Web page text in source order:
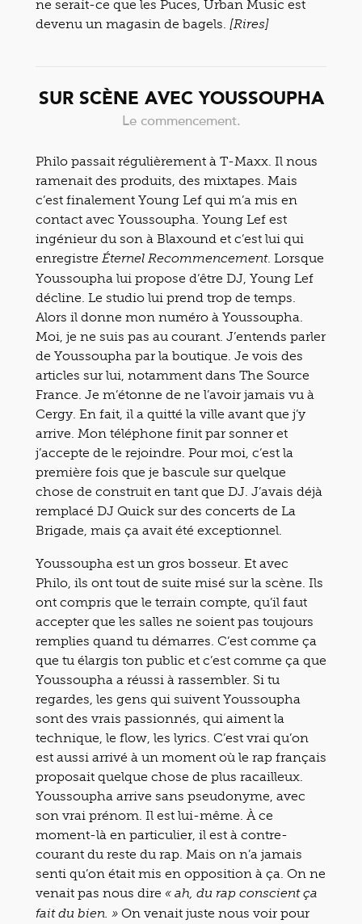
ne serait-ce que les Puces, Urban Music est
devenu un magasin de bagels. [Rires]
SUR SCÈNE AVEC YOUSSOUPHA
Le commencement.
Philo passait régulièrement à T-Maxx. Il nous
ramenait des produits, des mixtapes. Mais
c’est finalement Young Lef qui m’a mis en
contact avec Youssoupha. Young Lef est
ingénieur du son à Blaxound et c’est lui qui
enregistre Éternel Recommencement. Lorsque
Youssoupha lui propose d’être DJ, Young Lef
décline. Le studio lui prend trop de temps.
Alors il donne mon numéro à Youssoupha.
Moi, je ne suis pas au courant. J’entends parler
de Youssoupha par la boutique. Je vois des
articles sur lui, notamment dans The Source
France. Je m’étonne de ne l’avoir jamais vu à
Cergy. En fait, il a quitté la ville avant que j’y
arrive. Mon téléphone finit par sonner et
j’accepte de le rejoindre. Pour moi, c’est la
première fois que je bascule sur quelque
chose de construit en tant que DJ. J’avais déjà
remplacé DJ Quick sur des concerts de La
Brigade, mais ça avait été exceptionnel.
Youssoupha est un gros bosseur. Et avec
Philo, ils ont tout de suite misé sur la scène. Ils
ont compris que le terrain compte, qu’il faut
accepter que les salles ne soient pas toujours
remplies quand tu démarres. C’est comme ça
que tu élargis ton public et c’est comme ça que
Youssoupha a réussi à rassembler. Si tu
regardes, les gens qui suivent Youssoupha
sont des vrais passionnés, qui aiment la
technique, le flow, les lyrics. C’est vrai qu’on
est aussi arrivé à un moment où le rap français
proposait quelque chose de plus racailleux.
Youssoupha arrive sans pseudonyme, avec
son vrai prénom. Il est lui-même. À ce
moment-là en particulier, il est à contre-
courant du reste du rap. Mais on n’a jamais
senti qu’on était mis en opposition à ça. On ne
venait pas nous dire « ah, du rap conscient ça
fait du bien. » On venait juste nous voir pour